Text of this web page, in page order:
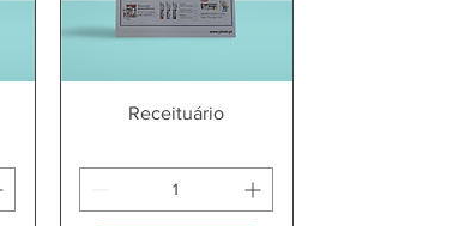
Visualização rápida
Receituário